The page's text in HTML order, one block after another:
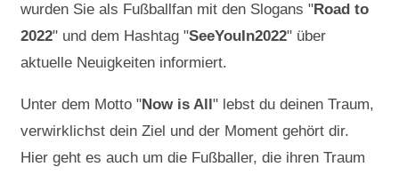
wurden Sie als Fußballfan mit den Slogans "Road to
2022" und dem Hashtag "SeeYouIn2022" über
aktuelle Neuigkeiten informiert.
Unter dem Motto "Now is All" lebst du deinen Traum,
verwirklichst dein Ziel und der Moment gehört dir.
Hier geht es auch um die Fußballer, die ihren Traum